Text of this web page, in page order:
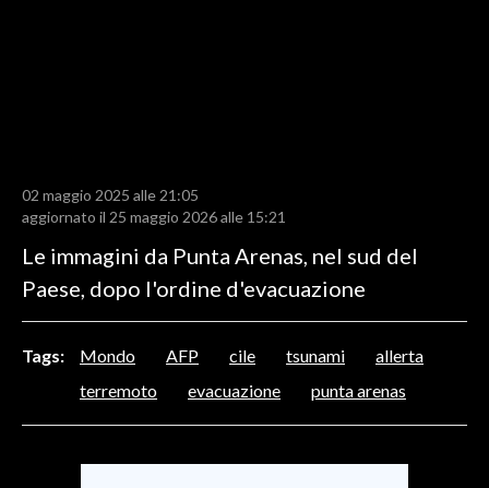
RISULTATI E CLASSIFICHE
CALCIO REGIONALE
BASKET
MOTORI
ALTRI SPORT
02 maggio 2025 alle 21:05
aggiornato il 25 maggio 2026 alle 15:21
Le immagini da Punta Arenas, nel sud del
Paese, dopo l'ordine d'evacuazione
Tags: Mondo AFP cile tsunami
allerta
terremoto
evacuazione punta arenas